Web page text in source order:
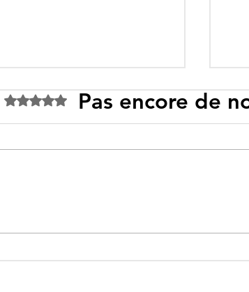
promesses différées,
réalités évitées
Noté 0 étoile sur 5.Pas encore de